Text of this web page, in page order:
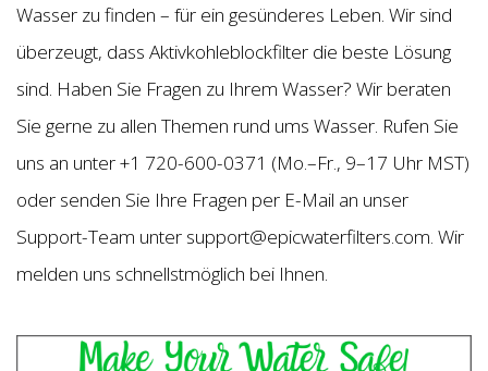
Wasser zu finden – für ein gesünderes Leben. Wir sind
überzeugt, dass Aktivkohleblockfilter die beste Lösung
sind. Haben Sie Fragen zu Ihrem Wasser? Wir beraten
Sie gerne zu allen Themen rund ums Wasser. Rufen Sie
uns an unter +1 720-600-0371 (Mo.–Fr., 9–17 Uhr MST)
oder senden Sie Ihre Fragen per E-Mail an unser
Support-Team unter support@epicwaterfilters.com. Wir
melden uns schnellstmöglich bei Ihnen.